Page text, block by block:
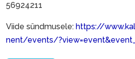
56924211
Viide sündmusele: https://
nent/events/